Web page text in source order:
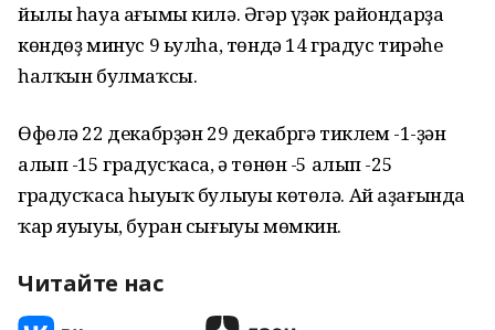
йылы һауа ағымы килә. Әгәр үҙәк райондарҙа
көндөҙ минус 9 ьулһа, төндә 14 градус тирәһе
һалҡын булмаҡсы.
Өфөлә 22 декабрҙән 29 декабргә тиклем -1-ҙән
алып -15 градусҡаса, ә төнөн -5 алып -25
градусҡаса һыуыҡ булыуы көтөлә. Ай аҙағында
ҡар яуыуы, буран сығыуы мөмкин.
Читайте нас